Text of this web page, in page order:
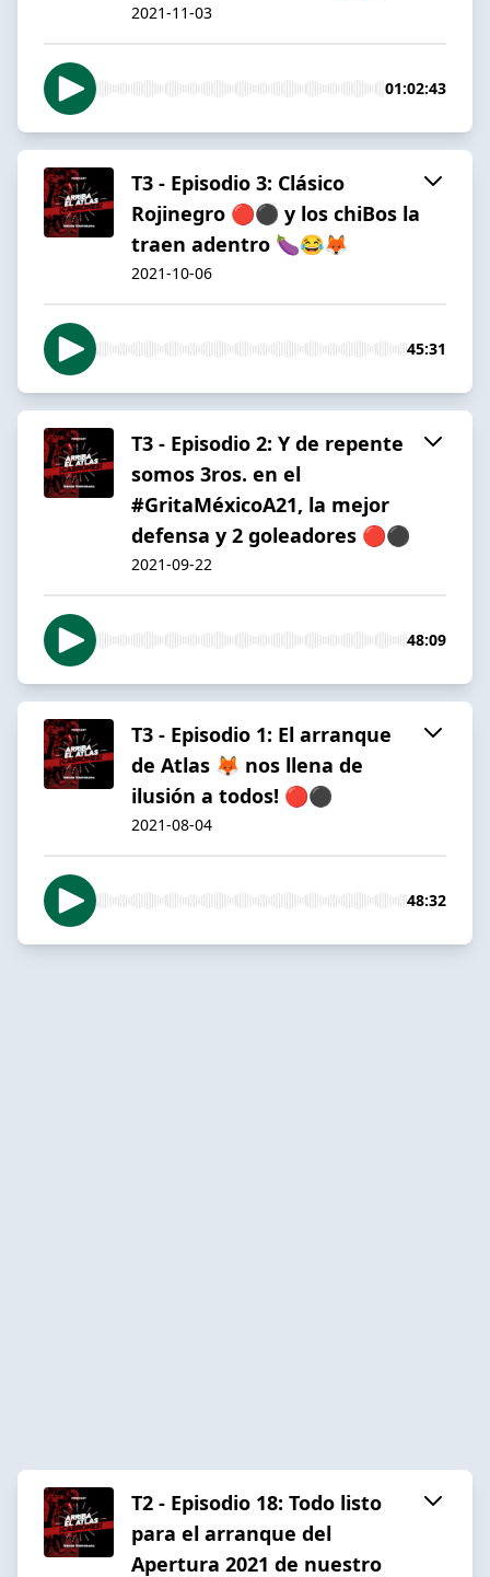
2021-11-03
01:02:43
T3 - Episodio 3: Clásico
Rojinegro 🔴⚫️ y los chiBos la
traen adentro 🍆😂🦊
2021-10-06
45:31
T3 - Episodio 2: Y de repente
somos 3ros. en el
#GritaMéxicoA21, la mejor
defensa y 2 goleadores 🔴⚫️
2021-09-22
48:09
T3 - Episodio 1: El arranque
de Atlas 🦊 nos llena de
ilusión a todos! 🔴⚫️
2021-08-04
48:32
T2 - Episodio 18: Todo listo
para el arranque del
Apertura 2021 de nuestro